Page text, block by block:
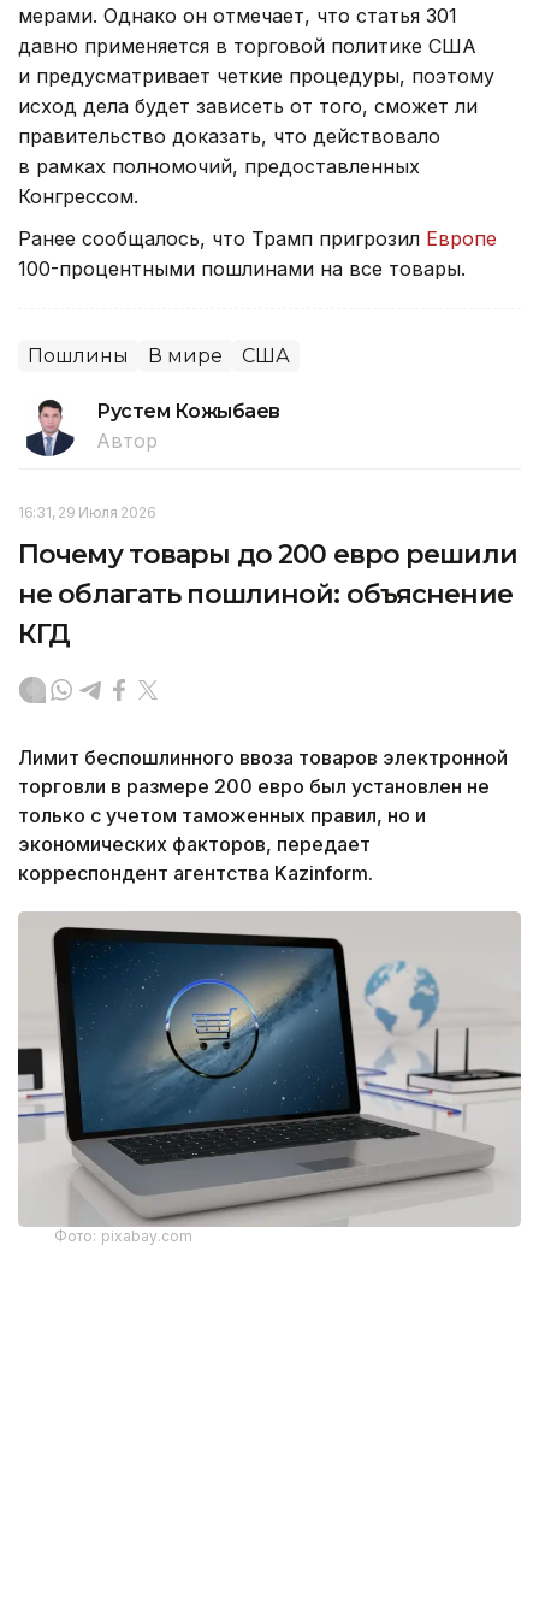
мерами. Однако он отмечает, что статья 301
давно применяется в торговой политике США
и предусматривает четкие процедуры, поэтому
исход дела будет зависеть от того, сможет ли
правительство доказать, что действовало
в рамках полномочий, предоставленных
Конгрессом.
Ранее сообщалось, что Трамп пригрозил Европе
100-процентными пошлинами на все товары.
Пошлины В мире США
Рустем Кожыбаев
Автор
16:31, 29 Июля 2026
Почему товары до 200 евро решили
не облагать пошлиной: объяснение
КГД
Лимит беспошлинного ввоза товаров электронной
торговли в размере 200 евро был установлен не
только с учетом таможенных правил, но и
экономических факторов, передает
корреспондент агентства Kazinform.
Фото: pixabay.com